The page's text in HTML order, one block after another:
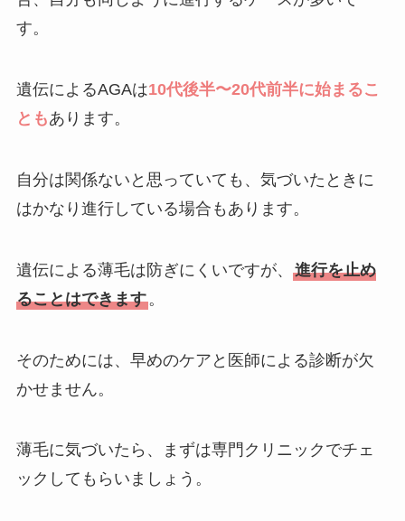
す。
遺伝によるAGAは10代後半〜20代前半に始まるこ
ともあります。
自分は関係ないと思っていても、気づいたときに
はかなり進行している場合もあります。
遺伝による薄毛は防ぎにくいですが、 進行を止め
ることはできます。
そのためには、早めのケアと医師による診断が欠
かせません。
薄毛に気づいたら、まずは専門クリニックでチェ
ックしてもらいましょう。